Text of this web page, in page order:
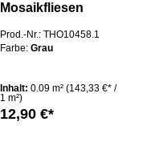
Mosaikfliesen
48x48x8mm
Hexagon
Prod.-Nr.: THO10458.1
Farbe: Grau
Inhalt: 0.09 m² (143,33 €* /
1 m²)
12,90 €*